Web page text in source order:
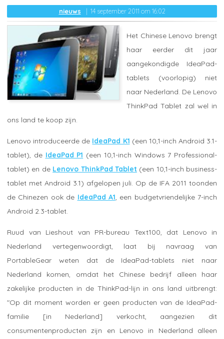
nieuws 14 september 2011 om 16:02
Het Chinese Lenovo brengt
haar eerder dit jaar
aangekondigde IdeaPad-
tablets (voorlopig) niet
naar Nederland. De Lenovo
ThinkPad Tablet zal wel in
ons land te koop zijn.
Lenovo introduceerde de IdeaPad K1 (een 10,1-inch Android 3.1-
tablet), de IdeaPad P1 (een 10,1-inch Windows 7 Professional-
tablet) en de Lenovo ThinkPad Tablet(een 10,1-inch business-
tablet met Android 3.1) afgelopen juli. Op de IFA 2011 toonden
de Chinezen ook de IdeaPad A1 , een budgetvriendelijke 7-inch
Android 2.3-tablet.
Ruud van Lieshout van PR-bureau Text100, dat Lenovo in
Nederland vertegenwoordigt, laat bij navraag van
PortableGear weten dat de IdeaPad-tablets niet naar
Nederland komen, omdat het Chinese bedrijf alleen haar
zakelijke producten in de ThinkPad-lijn in ons land uitbrengt:
"Op dit moment worden er geen producten van de IdeaPad-
familie [in Nederland] verkocht, aangezien dit
consumentenproducten zijn en Lenovo in Nederland alleen